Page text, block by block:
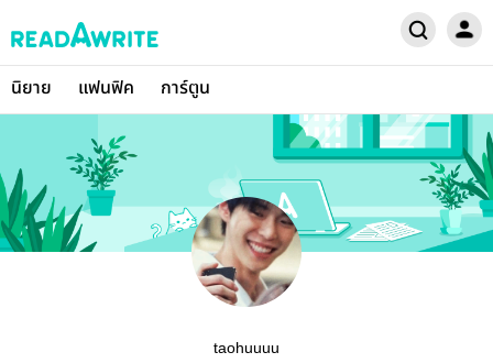
นิยาย แฟนฟิค การ์ตูน
taohuuuu